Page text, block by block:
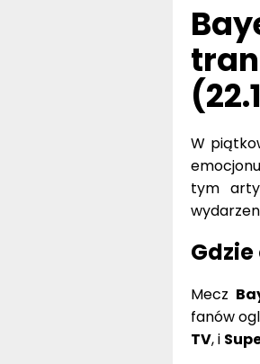
W
tym
Mecz
fanów
TV, i